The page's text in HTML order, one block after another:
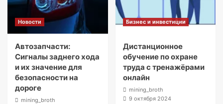
Новости
Автозапчасти:
Сигналы заднего хода
и их значение для
безопасности на
дороге
mining_broth
Бизнес и инвестиции
Дистанционное
обучение по охране
труда с тренажёрами
онлайн
mining_broth
9 октября 2024